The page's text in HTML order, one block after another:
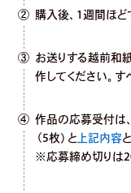
② 購入後、1週間ほど
③ お送りする越前和
作してください。す
④ 作品の応募受付は
（5枚）と上記内容
※応募締め切りは